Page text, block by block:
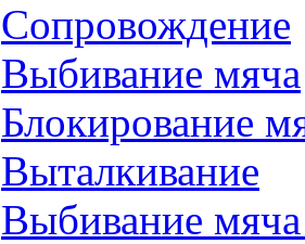
Сопровождение
Выбивание мяча
Блокирование
Выталкивание
Выбивание